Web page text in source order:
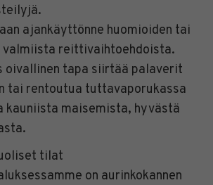
ajankäyttönne huomioiden tai
reittivaihtoehdoista.
oivallinen tapa siirtää palaverit
tai rentoutua tuttavaporukassa
kauniista maisemista, hyvästä
tilat
on aurinkokannen